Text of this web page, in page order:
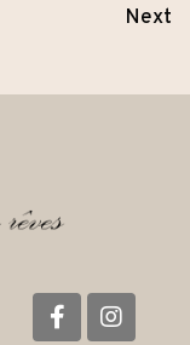
Next